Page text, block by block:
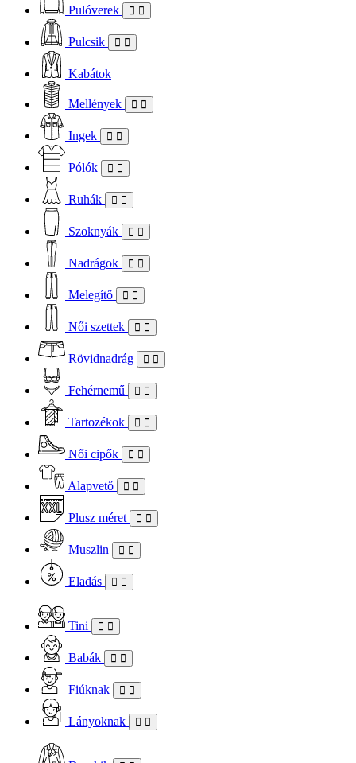
Pulóverek
Pulcsik
Kabátok
Mellények
Ingek
Pólók
Ruhák
Szoknyák
Nadrágok
Melegítő
Női szettek
Rövidnadrág
Fehérnemű
Tartozékok
Női cipők
Alapvető
Plusz méret
Muszlin
Eladás
Tini
Babák
Fiúknak
Lányoknak